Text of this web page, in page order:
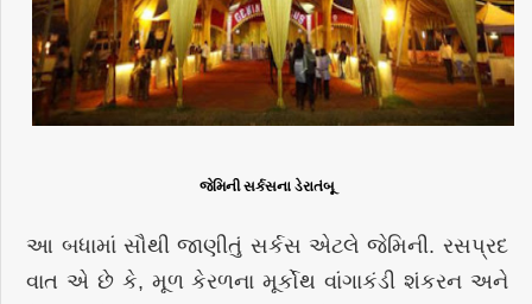
જેમિની સર્કસના ડેરાતંબૂ
આ બધામાં સૌથી જાણીતું સર્કસ એટલે જેમિની. રસપ્રદ
વાત એ છે કે, મૂળ કેરળના મૂર્કોથ વાંગાકંડી શંકરન અને